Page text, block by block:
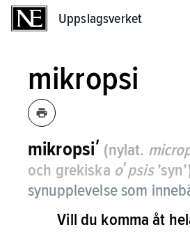
Uppslagsverket
mikropsi
mikropsiʹ (nylat.
och grekiska oʹpsis
synupplevelse som
Företeelsen förekommer
Vill du komma åt